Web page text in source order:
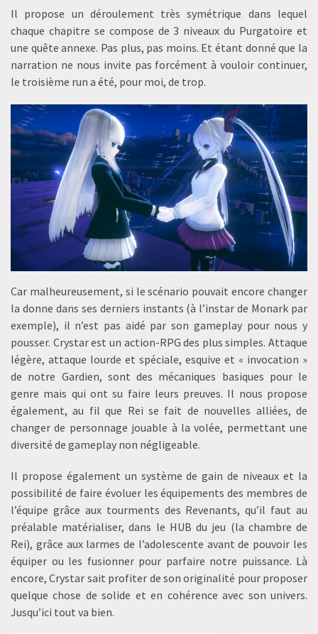
Il propose un déroulement très symétrique dans lequel
chaque chapitre se compose de 3 niveaux du Purgatoire et
une quête annexe. Pas plus, pas moins. Et étant donné que la
narration ne nous invite pas forcément à vouloir continuer,
le troisième run a été, pour moi, de trop.
Car malheureusement, si le scénario pouvait encore changer
la donne dans ses derniers instants (à l’instar de Monark par
exemple), il n’est pas aidé par son gameplay pour nous y
pousser. Crystar est un action-RPG des plus simples. Attaque
légère, attaque lourde et spéciale, esquive et « invocation »
de notre Gardien, sont des mécaniques basiques pour le
genre mais qui ont su faire leurs preuves. Il nous propose
également, au fil que Rei se fait de nouvelles alliées, de
changer de personnage jouable à la volée, permettant une
diversité de gameplay non négligeable.
Il propose également un système de gain de niveaux et la
possibilité de faire évoluer les équipements des membres de
l’équipe grâce aux tourments des Revenants, qu’il faut au
préalable matérialiser, dans le HUB du jeu (la chambre de
Rei), grâce aux larmes de l’adolescente avant de pouvoir les
équiper ou les fusionner pour parfaire notre puissance. Là
encore, Crystar sait profiter de son originalité pour proposer
quelque chose de solide et en cohérence avec son univers.
Jusqu’ici tout va bien.